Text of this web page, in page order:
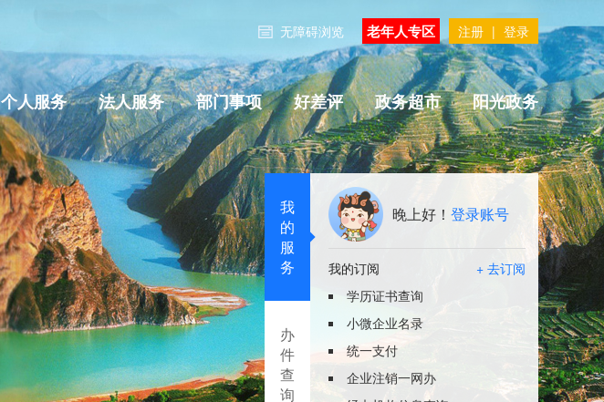
无障碍浏览 老年人专区 注册 | 登录
个人服务 法人服务 部门事项 好差评 政务超市 阳光政务